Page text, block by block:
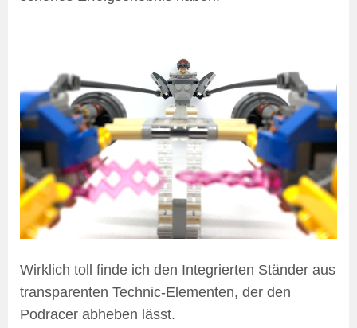
Wirklich toll finde ich den Integrierten Ständer aus
transparenten Technic-Elementen, der den
Podracer abheben lässt.